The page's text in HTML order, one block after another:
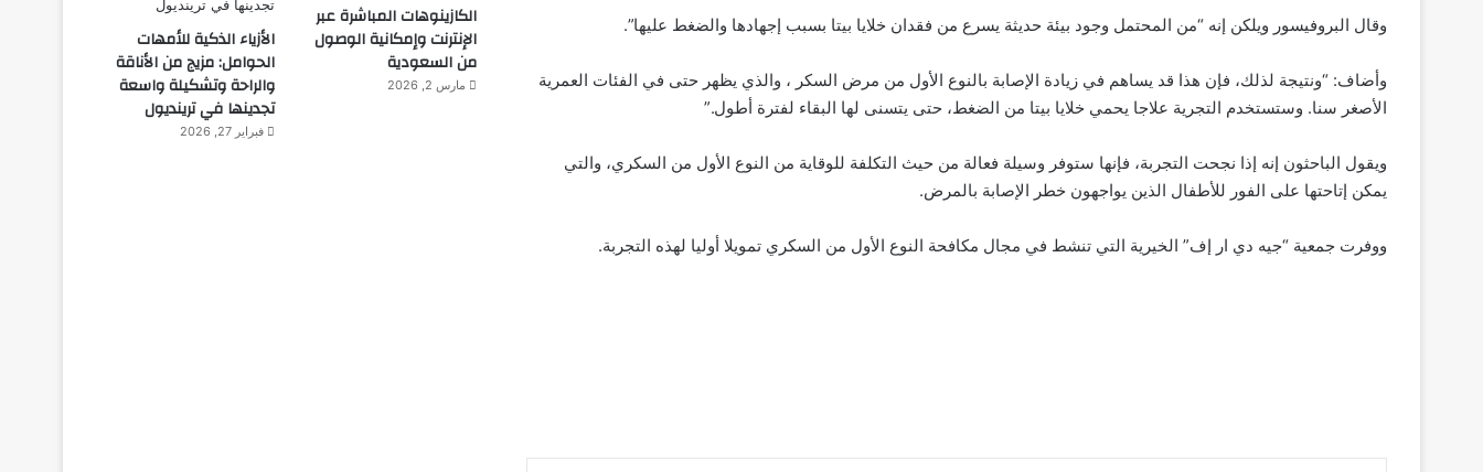
وقال البروفيسور ويلكن إنه “من المحتمل وجود بيئة حديثة يسرع من فقدان خلايا بيتا بسبب إجهادها والضغط عليها”.
وأضاف: “ونتيجة لذلك، فإن هذا قد يساهم في زيادة الإصابة بالنوع الأول من مرض السكر ، والذي يظهر حتى في الفئات العمرية
الأصغر سنا. وستستخدم التجرية علاجا يحمي خلايا بيتا من الضغط، حتى يتسنى لها البقاء لفترة أطول.”
ويقول الباحثون إنه إذا نجحت التجربة، فإنها ستوفر وسيلة فعالة من حيث التكلفة للوقاية من النوع الأول من السكري، والتي
يمكن إتاحتها على الفور للأطفال الذين يواجهون خطر الإصابة بالمرض.
ووفرت جمعية “جيه دي ار إف” الخيرية التي تنشط في مجال مكافحة النوع الأول من السكري تمويلا أوليا لهذه التجربة.
الكازينوهات المباشرة عبر
الإنترنت وإمكانية الوصول
من السعودية
مارس 2, 2026
الأزياء الذكية للأمهات
الحوامل: مزيج من الأناقة
والراحة وتشكيلة واسعة
تجدينها في ترينديول
فبراير 27, 2026